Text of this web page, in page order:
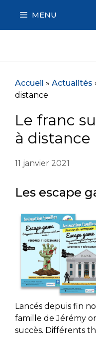
contenu
MENU
Accueil » Actualités
distance
Le franc
à distance
11 janvier 2021
Les escape
Lancés depuis fin
famille de Jérémy
succès. Différents